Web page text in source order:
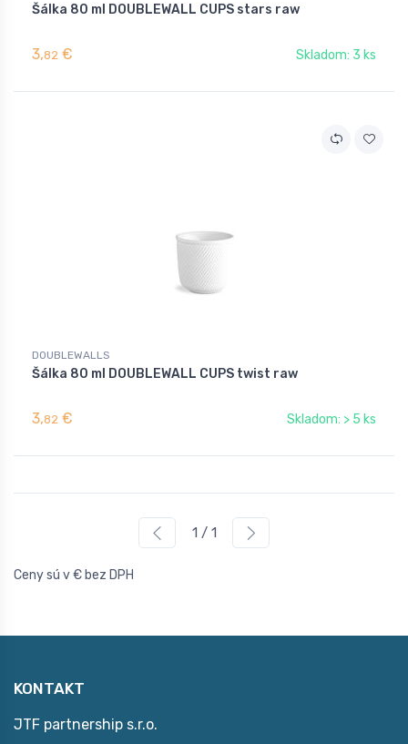
Šálka 80 ml DOUBLEWALL CUPS stars raw
3,82 € Skladom: 3 ks
DOUBLEWALLS
Šálka 80 ml DOUBLEWALL CUPS twist raw
3,82 € Skladom: > 5 ks
1 / 1
Ceny sú v € bez DPH
KONTAKT
JTF partnership s.r.o.